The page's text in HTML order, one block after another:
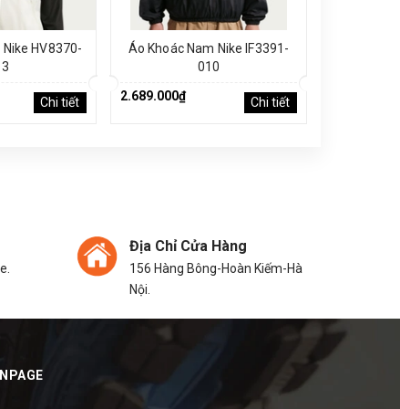
HV8370-
Chi tiết
Áo Khoác Nam Nike IF3391-
010
2.689.000₫
Chi tiết
Địa Chỉ Cửa Hàng
156 Hàng Bông-Hoàn Kiếm-Hà
Nội.